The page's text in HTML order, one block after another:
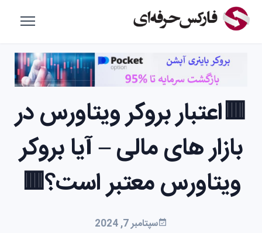
🟥اعتبار بروکر ویتاورس در
بازار های مالی – آیا بروکر
ویتاورس معتبر است؟🟥
سپتامبر 7, 2024